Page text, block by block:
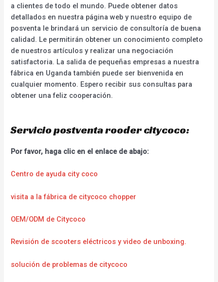
a clientes de todo el mundo. Puede obtener datos
detallados en nuestra página web y nuestro equipo de
posventa le brindará un servicio de consultoría de buena
calidad. Le permitirán obtener un conocimiento completo
de nuestros artículos y realizar una negociación
satisfactoria. La salida de pequeñas empresas a nuestra
fábrica en Uganda también puede ser bienvenida en
cualquier momento. Espero recibir sus consultas para
obtener una feliz cooperación.
Servicio postventa rooder citycoco:
Por favor, haga clic en el enlace de abajo:
Centro de ayuda city coco
visita a la fábrica de citycoco chopper
OEM/ODM de Citycoco
Revisión de scooters eléctricos y video de unboxing.
solución de problemas de citycoco